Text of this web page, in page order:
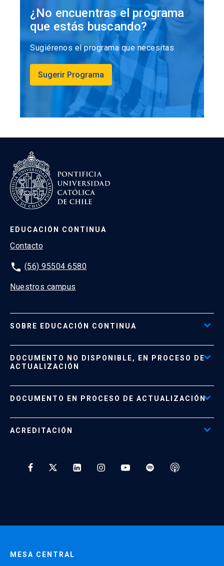
¿No encuentras el programa
que estás buscando?
Sugiérenos el programa que necesitas
Sugerir Programa
EDUCACIÓN CONTINUA
Contacto
phone (56) 95504 6580
Nuestros campus
SOBRE EDUCACIÓN CONTINUA
Formas de Pago
Políticas de Retiro, Devolución e Información Importante
DOCUMENTO NO DISPONIBLE, EN PROCESO DE
ACTUALIZACIÓN
Documento No Disponible file_download
DOCUMENTO EN PROCESO DE ACTUALIZACIÓN
ACREDITACIÓN
MESA CENTRAL